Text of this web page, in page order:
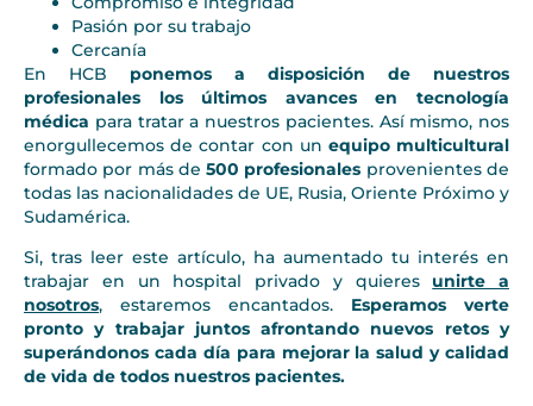
Pasión por su trabajo
Cercanía
En HCB ponemos a disposición de nuestros
profesionales los últimos avances en tecnología
médica para tratar a nuestros pacientes. Así mismo, nos
enorgullecemos de contar con un equipo multicultural
formado por más de500 profesionales provenientes de
todas las nacionalidades de UE, Rusia, Oriente Próximo y
Sudamérica.
Si, tras leer este artículo, ha aumentado tu interés en
trabajar en un hospital privado y quieres unirte a
nosotros, estaremos encantados. Esperamos verte
pronto y trabajar juntos afrontando nuevos retos y
superándonos cada día para mejorar la salud y calidad
de vida de todos nuestros pacientes.